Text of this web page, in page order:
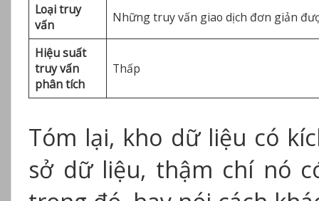
Loại truy
vấn
Những truy vấn giao dịch đơn giản
Hiệu suất
truy vấn
phân tích
Thấp
Tóm lại, kho dữ liệu có
sở dữ liệu, thậm chí nó